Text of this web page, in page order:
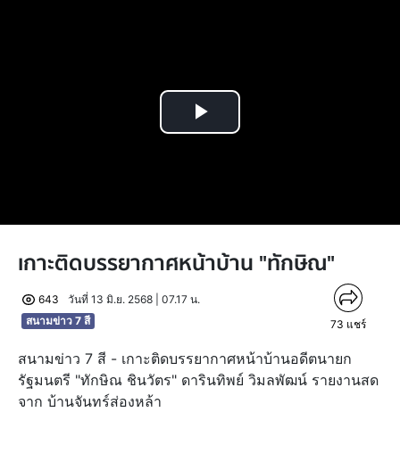
Play
เกาะติดบรรยากาศหน้าบ้าน "ทักษิณ"
643
วันที่ 13 มิ.ย. 2568 | 07.17 น.
สนามข่าว 7 สี
73 แชร์
สนามข่าว 7 สี - เกาะติดบรรยากาศหน้าบ้านอดีตนายก
รัฐมนตรี "ทักษิณ ชินวัตร" ดารินทิพย์ วิมลพัฒน์ รายงานสด
จาก บ้านจันทร์ส่องหล้า